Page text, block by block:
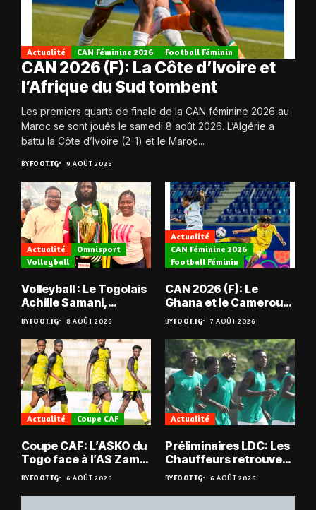
Actualité CAN Féminine 2026 Football Féminin
CAN 2026 (F): La Côte d’Ivoire et
l’Afrique du Sud tombent
Les premiers quarts de finale de la CAN féminine 2026 au
Maroc se sont joués le samedi 8 août 2026. L’Algérie a
battu la Côte d’Ivoire (2-1) et le Maroc...
BYFOOT.TG 9 AOÛT 2026
Actualité
Omnisport
Volleyball
Volleyball : Le Togolais
Achille Samani,
champion du Bénin !
BYFOOT.TG 8 AOÛT 2026
Actualité
CAN Féminine 2026
Football Féminin
CAN 2026 (F): Le
Ghana et le Cameroun
en quarts
BYFOOT.TG 7 AOÛT 2026
Actualité Coupe CAF
Coupe CAF: L’ASKO du
Togo face à l’AS Zam
du Niger
BYFOOT.TG 6 AOÛT 2026
Actualité
Préliminaires LDC: Les
Chauffeurs retrouvent
les Mimos
BYFOOT.TG 6 AOÛT 2026